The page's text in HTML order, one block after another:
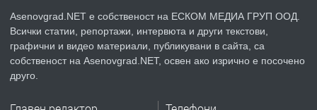
преди 2 години
ПРЕДЛАГА
Давам индивидуалани уроци по
Asenovgrad.NET е собственост на ЕСКОМ МЕДИА ГРУП ООД.
Всички статии, репортажи, интервюта и други текстови,
графични и видео материали, публикувани в сайта, са
собственост на Asenovgrad.NET, освен ако изрично е посочено
друго.